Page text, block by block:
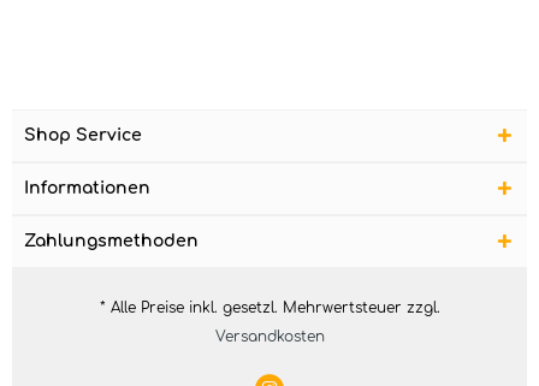
Shop Service
Informationen
Zahlungsmethoden
* Alle Preise inkl. gesetzl. Mehrwertsteuer zzgl.
Versandkosten